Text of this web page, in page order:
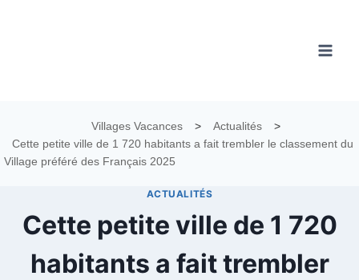
Villages Vacances > Actualités
>
Cette petite ville de 1 720 habitants a fait trembler le classement du
Village préféré des Français 2025
ACTUALITÉS
Cette petite ville de 1 720
habitants a fait trembler